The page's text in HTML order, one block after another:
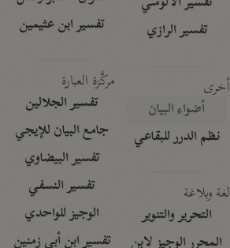
تفسير الرازي
أخرى
أضواء البيان
نظم الدرر للبقاعي
لغة وبلاغة
التحرير والتنوير
تفسير ابن عثيمين
مركَّزة العبارة
تفسير الجلالين
جامع البيان للإيجي
تفسير البيضاوي
تفسير النسفي
الوجيز للواحدي
تفسير ابن أبي زمنين